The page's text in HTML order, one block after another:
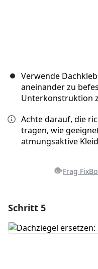
Verwende
aneinander zu
Unterkonstruktion
Achte darauf, die
tragen, wie
atmungsaktive
Frag
Kommentar
Schritt 5